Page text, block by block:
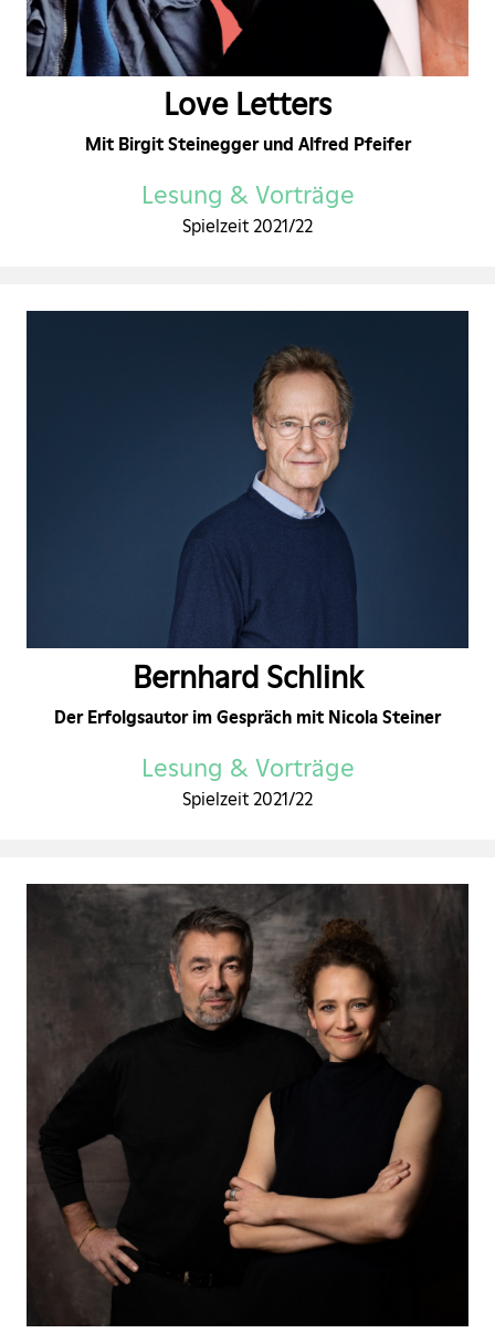
Love Letters
Mit Birgit Steinegger und Alfred Pfeifer
Lesung & Vorträge
Spielzeit 2021/22
Bernhard Schlink
Der Erfolgsautor im Gespräch mit Nicola Steiner
Lesung & Vorträge
Spielzeit 2021/22